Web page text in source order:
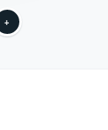
+